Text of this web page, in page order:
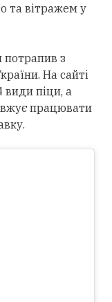
та вітражем у
з
На сайті
види піци, а
працювати